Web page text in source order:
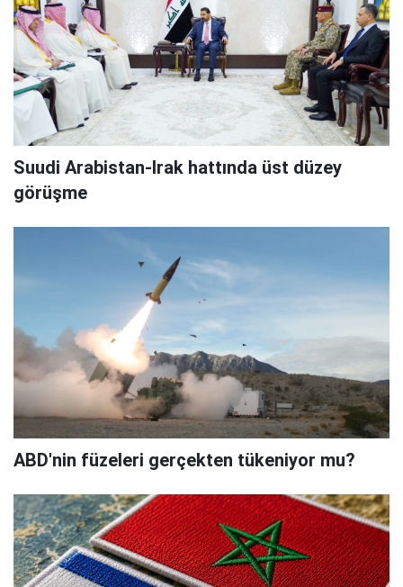
Suudi Arabistan-Irak hattında üst düzey
görüşme
ABD'nin füzeleri gerçekten tükeniyor mu?